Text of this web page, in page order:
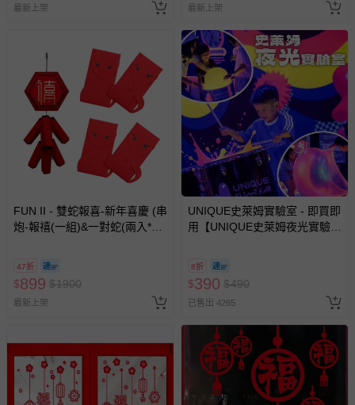
易於腐敗、保存期限較短或解約時即將逾期（例如生鮮
客製化商品（例如客製生日書、姓名貼等）。
報紙、期刊或雜誌（惟書籍如經拆封、使用，則酌收整
新費用）。
經消費者拆封之影音商品或電腦軟體（例如 DVD、CD
等）。
非以有形媒介提供之數位內容或一經提供即為完成之線
上服務，經消費者事先同意始提供（例如線上課程、遊
已拆封之以下類型商品：
-個人衛生用品（例如尿布、貼身衣物、泳裝、襪子、地
-新生兒親膚衣物（嬰幼兒包巾與背巾、包屁衣、學習
褲、紗布衣等）。
-接觸性孕哺產品（奶嘴、奶瓶、擠乳器、哺乳衣、托腹
-其他原廠盒裝商品封口處已貼上「不可拆封」，或具警
示字句等說明貼紙、封條者。
國際航空、客運、訂房等服務。
最新上架 最新上架
FUN II - 雙蛇報喜-新年喜慶 (串
炮-報禧(一組)&一對蛇(兩入*兩
47折
$899 $1900
最新上架
UNIQUE史萊姆實驗室 - 即買即
用【UNIQUE史萊姆夜光實驗室
訂單編號兌換，逾期作廢) (大
人小孩均一價(3歲以上需購票))
8折
$390 $490
已售出 4265